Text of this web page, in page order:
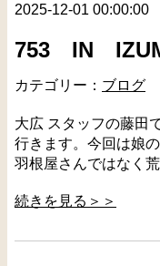
2025-12-01 00:00:00
753 IN
カテゴリー： ブログ
大広 スタッフの藤田
行きます。今回は娘
羽根屋さんではなく
続きを見る＞＞